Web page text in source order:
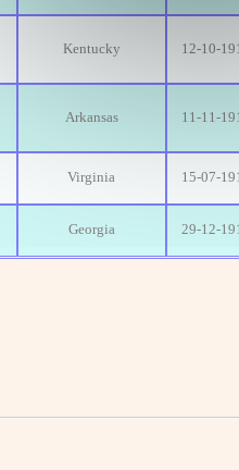
Kentucky 12-10-
Arkansas 11-11-
Virginia 15-07-
Georgia 29-12-